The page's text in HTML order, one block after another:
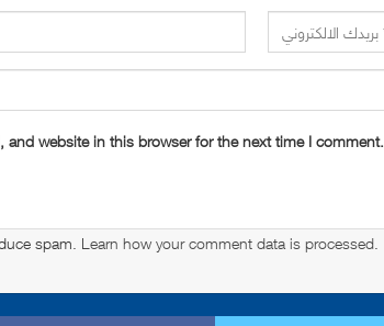
and website in this browser for the next time I comment.
spam. Learn how your comment data is processed.